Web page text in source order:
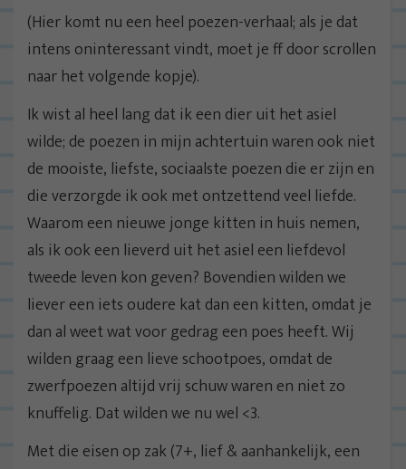
(Hier komt nu een heel poezen-verhaal; als je dat
intens oninteressant vindt, moet je ff door scrollen
naar het volgende kopje).
Ik wist al heel lang dat ik een dier uit het asiel
wilde; de poezen in mijn achtertuin waren ook niet
de mooiste, liefste, sociaalste poezen die er zijn en
die verzorgde ik ook met ontzettend veel liefde.
Waarom een nieuwe jonge kitten in huis nemen,
als ik ook een lieverd uit het asiel een liefdevol
tweede leven kon geven? Bovendien wilden we
liever een iets oudere kat dan een kitten, omdat je
dan al weet wat voor gedrag een poes heeft. Wij
wilden graag een lieve schootpoes, omdat de
zwerfpoezen altijd vrij schuw waren en niet zo
knuffelig. Dat wilden we nu wel <3.
Met die eisen op zak (7+, lief & aanhankelijk, een